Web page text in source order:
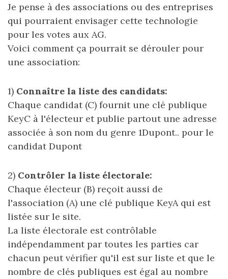
Je pense à des associations ou des entreprises
qui pourraient envisager cette technologie
pour les votes aux AG.
Voici comment ça pourrait se dérouler pour
une association:
1) Connaître la liste des candidats:
Chaque candidat (C) fournit une clé publique
KeyC à l'électeur et publie partout une adresse
associée à son nom du genre 1Dupont.. pour le
candidat Dupont
2) Contrôler la liste électorale:
Chaque électeur (B) reçoit aussi de
l'association (A) une clé publique KeyA qui est
listée sur le site.
La liste électorale est contrôlable
indépendamment par toutes les parties car
chacun peut vérifier qu'il est sur liste et que le
nombre de clés publiques est égal au nombre